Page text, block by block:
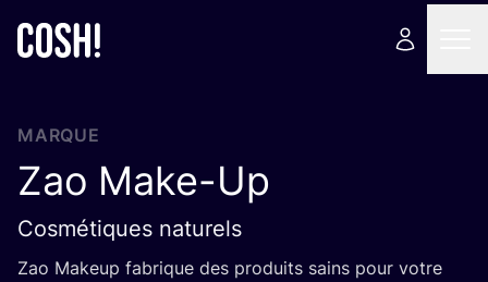
MARQUE
Zao Make-Up
Cosmétiques naturels
Zao Makeup fabrique des pro­duits sains pour votre